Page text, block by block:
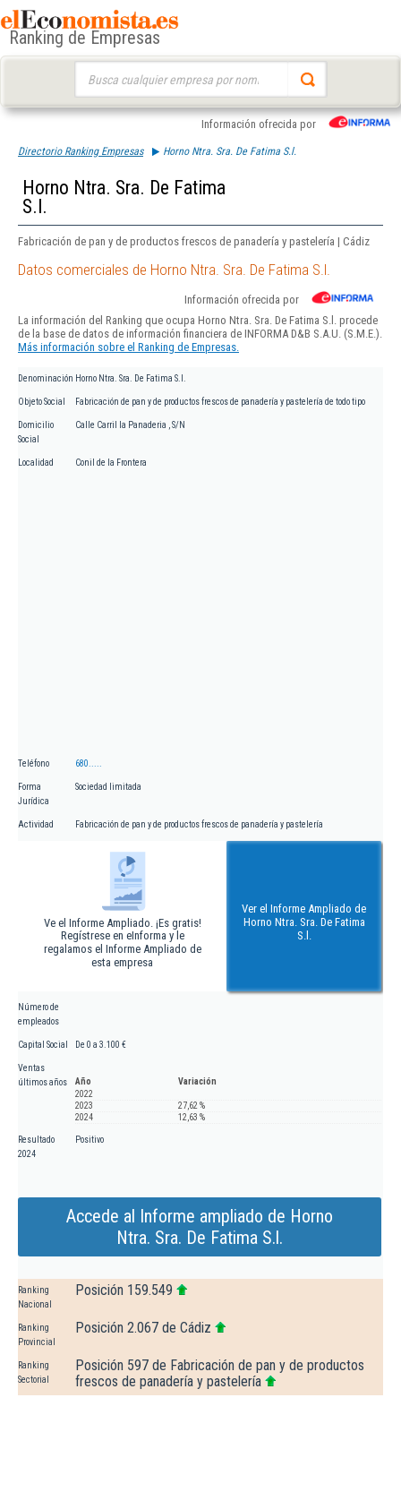
Ranking de Empresas
Información ofrecida por
Directorio Ranking Empresas Horno Ntra. Sra. De Fatima S.l.
Horno Ntra. Sra. De Fatima
S.l.
Fabricación de pan y de productos frescos de panadería y pastelería | Cádiz
Datos comerciales de Horno Ntra. Sra. De Fatima S.l.
Información ofrecida por
La información del Ranking que ocupa Horno Ntra. Sra. De Fatima S.l. procede
de la base de datos de información financiera de INFORMA D&B S.A.U. (S.M.E.).
Más información sobre el Ranking de Empresas.
Denominación Horno Ntra. Sra. De Fatima S.l.
Objeto Social Fabricación de pan y de productos frescos de panadería y pastelería de todo tipo
Domicilio
Social
Calle Carril la Panaderia , S/N
Localidad Conil de la Frontera
Teléfono 680.....
Forma
Jurídica
Sociedad limitada
Actividad Fabricación de pan y de productos frescos de panadería y pastelería
Ve el Informe Ampliado. ¡Es gratis!
Regístrese en eInforma y le
regalamos el Informe Ampliado de
esta empresa
Ver el Informe Ampliado de
Horno Ntra. Sra. De Fatima
S.l.
Número de
empleados
Capital Social De 0 a 3.100 €
Ventas
últimos años
Año
Variación
2022
2023
27,62 %
2024
12,63 %
Resultado
2024
Positivo
Accede al Informe ampliado de Horno
Ntra. Sra. De Fatima S.l.
Ranking
Nacional
Posición 159.549
Ranking
Provincial
Posición 2.067 de Cádiz
Ranking
Sectorial
Posición 597 de Fabricación de pan y de productos
frescos de panadería y pastelería